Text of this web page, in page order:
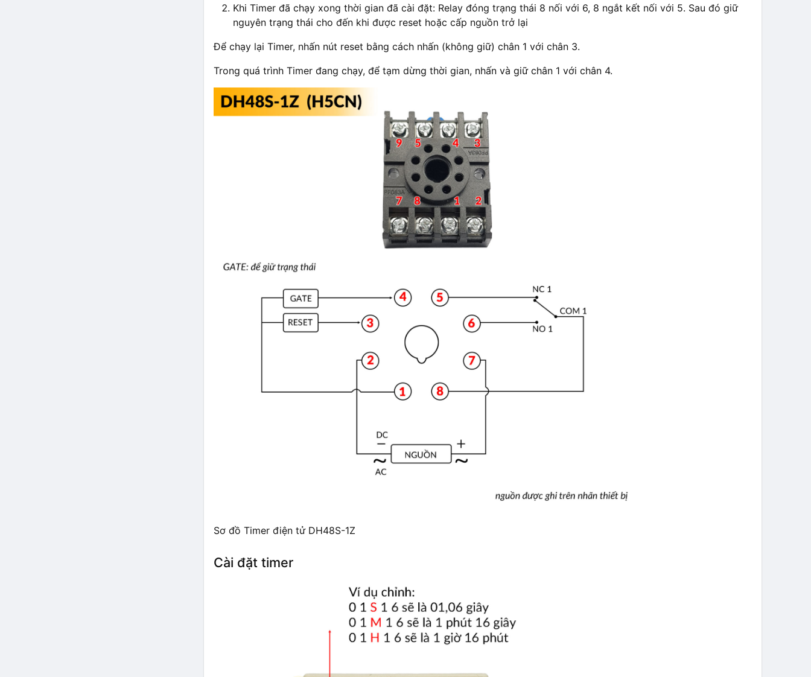
Khi Timer đã chạy xong thời gian đã cài đặt: Relay đóng trạng thái 8 nối với 6, 8 ngắt kết nối với 5. Sau đó giữ
nguyên trạng thái cho đến khi được reset hoặc cấp nguồn trở lại
Để chạy lại Timer, nhấn nút reset bằng cách nhấn (không giữ) chân 1 với chân 3.
Trong quá trình Timer đang chạy, để tạm dừng thời gian, nhấn và giữ chân 1 với chân 4.
Sơ đồ Timer điện tử DH48S-1Z
Cài đặt timer